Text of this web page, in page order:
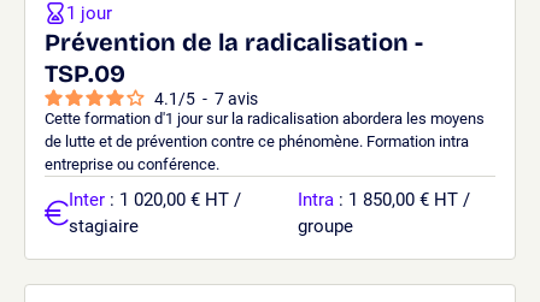
Prévention de la radicalisation -
TSP.09
4.1 /5 - 7avis
Cette formation d'1 jour sur la radicalisation abordera les moyens
de lutte et de prévention contre ce phénomène. Formation intra
entreprise ou conférence.
1 jour
Inter : 1 020,00 € HT /
stagiaire
Intra : 1 850,00 € HT /
groupe